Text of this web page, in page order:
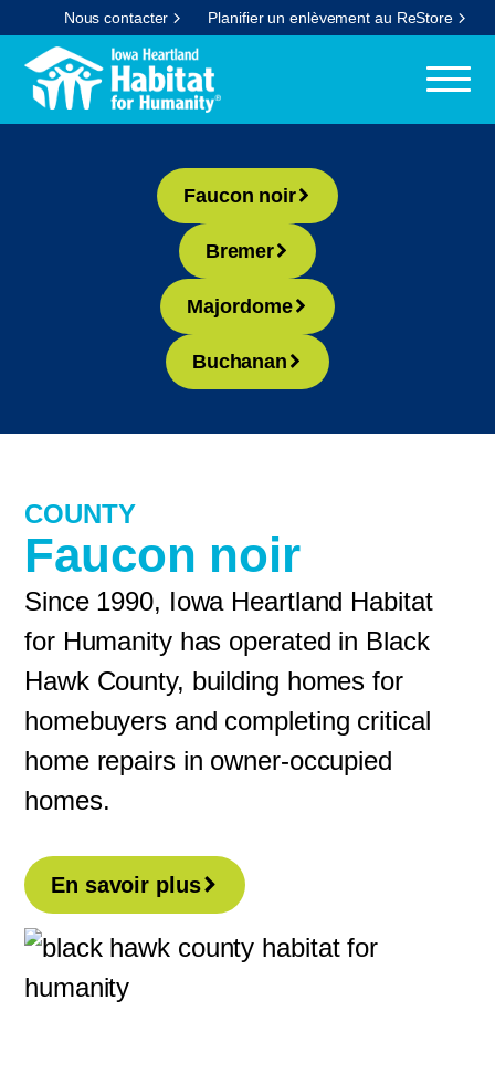
Nous contacter Planifier un enlèvement au ReStore
Faucon noir
Bremer
Majordome
Buchanan
COUNTY
Faucon noir
Since 1990, Iowa Heartland Habitat
for Humanity has operated in Black
Hawk County, building homes for
homebuyers and completing critical
home repairs in owner-occupied
homes.
En savoir plus